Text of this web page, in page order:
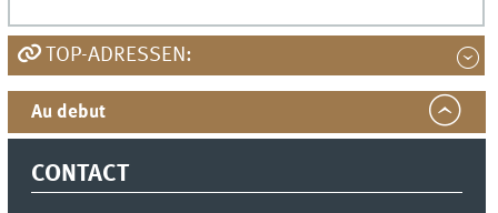
TOP-ADRESSEN:
Au debut
CONTACT